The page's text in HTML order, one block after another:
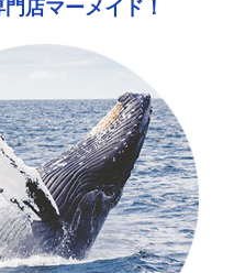
店マーメイド！